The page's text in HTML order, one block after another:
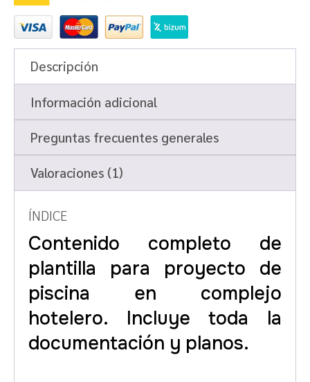
Descripción
Información adicional
Preguntas frecuentes generales
Valoraciones (1)
ÍNDICE
Contenido completo de
plantilla para proyecto de
piscina en complejo
hotelero. Incluye toda la
documentación y planos.